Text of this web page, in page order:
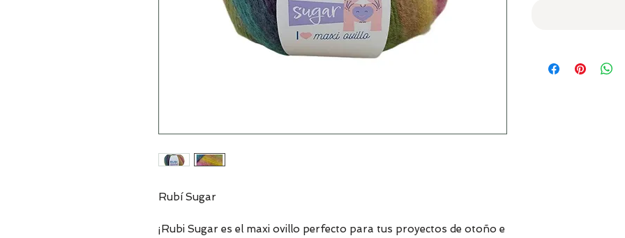
Rubí Sugar
¡Rubi Sugar es el maxi ovillo perfecto para tus proyectos de otoño e